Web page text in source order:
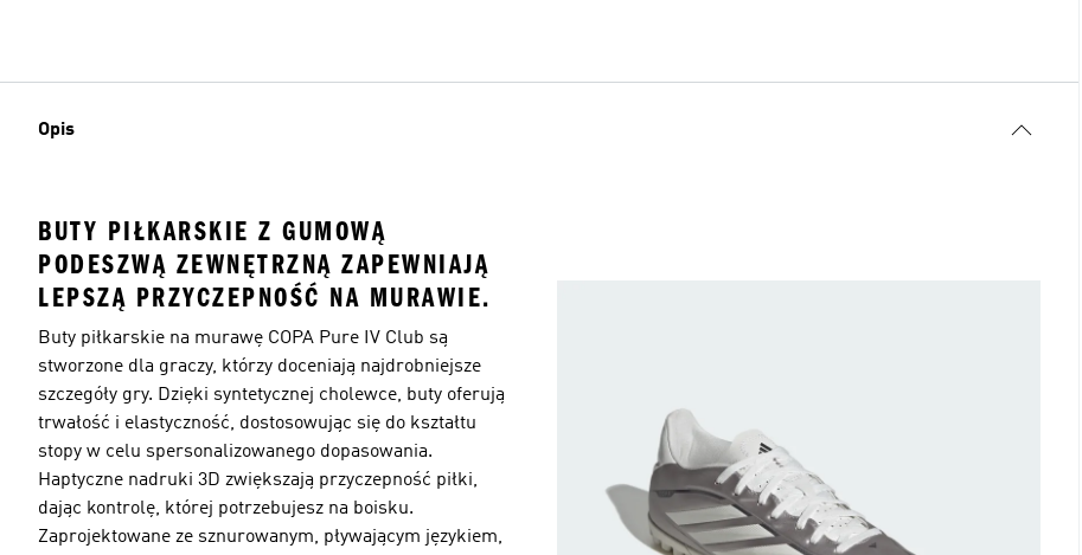
Opis
BUTY PIŁKARSKIE Z GUMOWĄ
PODESZWĄ ZEWNĘTRZNĄ ZAPEWNIAJĄ
LEPSZĄ PRZYCZEPNOŚĆ NA MURAWIE.
Buty piłkarskie na murawę COPA Pure IV Club są
stworzone dla graczy, którzy doceniają najdrobniejsze
szczegóły gry. Dzięki syntetycznej cholewce, buty oferują
trwałość i elastyczność, dostosowując się do kształtu
stopy w celu spersonalizowanego dopasowania.
Haptyczne nadruki 3D zwiększają przyczepność piłki,
dając kontrolę, której potrzebujesz na boisku.
Zaprojektowane ze sznurowanym, pływającym językiem,